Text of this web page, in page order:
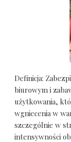
Definicja:
biurowym i
użytkowania,
wgniecenia w
szczególnie w
intensywności